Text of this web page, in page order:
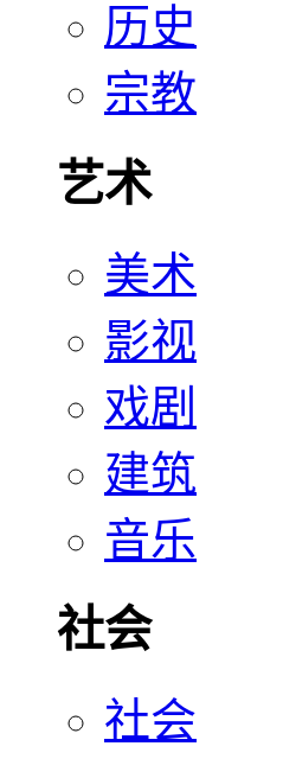
历史
宗教
艺术
美术
影视
戏剧
建筑
音乐
社会
社会